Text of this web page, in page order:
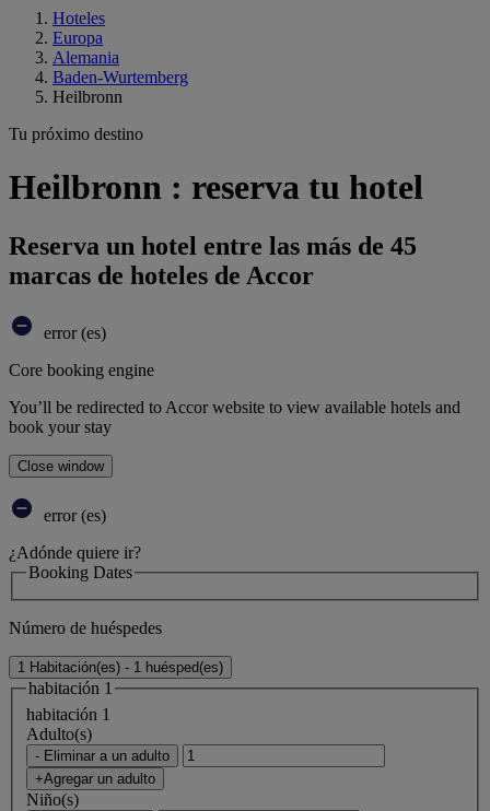
Hoteles
Europa
Alemania
Baden-Wurtemberg
Heilbronn
Tu próximo destino
Heilbronn : reserva tu hotel
Reserva un hotel entre las más de 45
marcas de hoteles de Accor
error (es)
Core booking engine
You’ll be redirected to Accor website to view available hotels and
book your stay
Close window
error (es)
¿Adónde quiere ir?
Booking Dates
Número de huéspedes
1 Habitación(es) - 1 huésped(es)
habitación 1
habitación 1
Adulto(s)
- Eliminar a un adulto
+Agregar un adulto
Niño(s)